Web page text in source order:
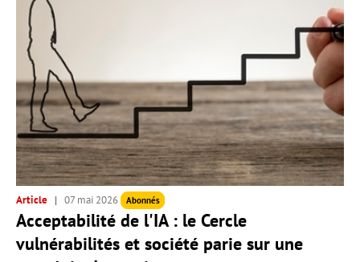
Article 07 mai 2026 Abonnés
Acceptabilité de l'IA : le Cercle
vulnérabilités et société parie sur une